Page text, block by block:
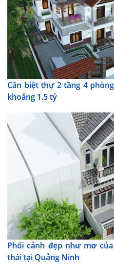
Căn biệt thự 2 tầng 4
khoảng 1.5 tỷ
Phối cảnh đẹp như mơ
thái tại Quảng Ninh